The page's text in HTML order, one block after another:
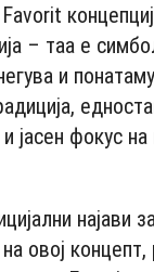
– таа е
и
јасен фокус
најави
овој концепт,